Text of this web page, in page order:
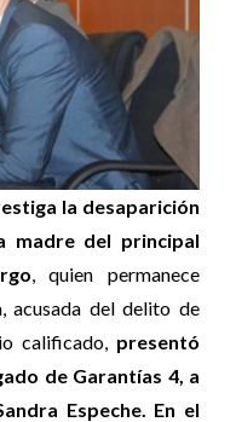
la desaparición
madre del principal
, quien permanece
acusada del delito de
calificado, presentó
de Garantías 4, a
Espeche. En el